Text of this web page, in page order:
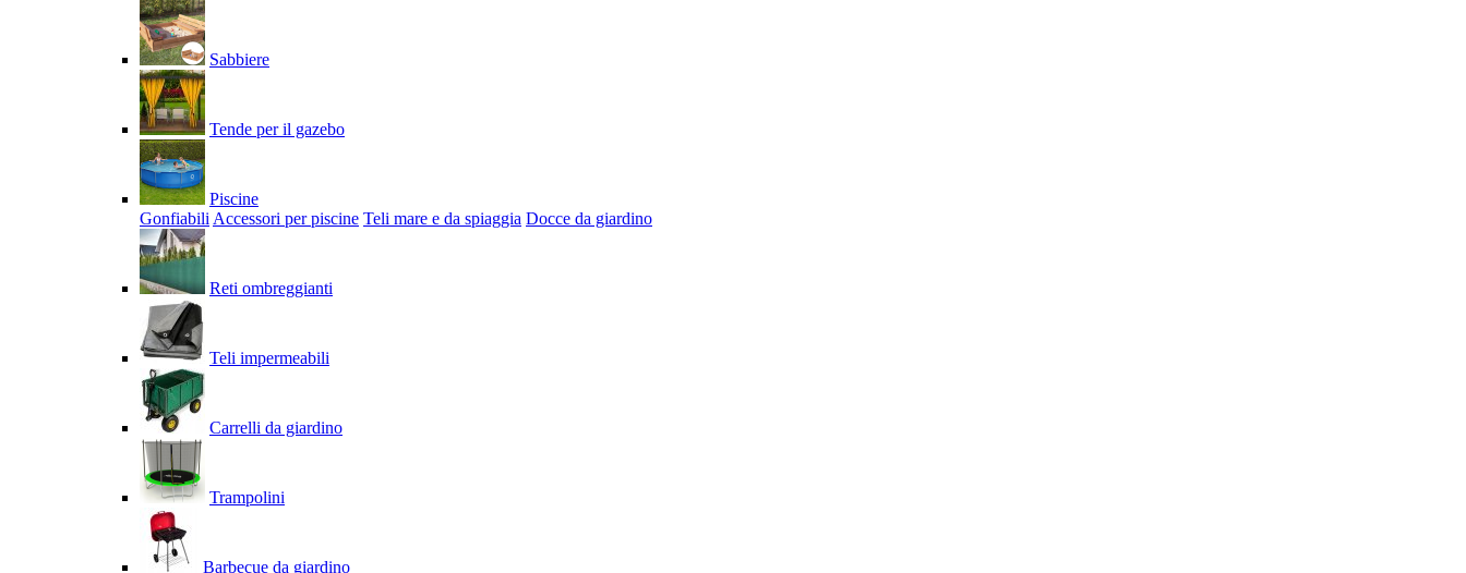
Sabbiere
Tende per il gazebo
Piscine
Gonfiabili Accessori per piscine Teli mare e da spiaggia Docce da giardino
Reti ombreggianti
Teli impermeabili
Carrelli da giardino
Trampolini
Barbecue da giardino